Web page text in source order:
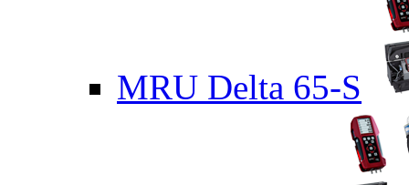
MRU Delta 65-S